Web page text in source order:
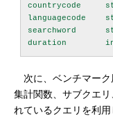
countrycode	string
languagecode	string
searchword	string
次に、ベンチマーク
集計関数、サブクエ
れているクエリを利用